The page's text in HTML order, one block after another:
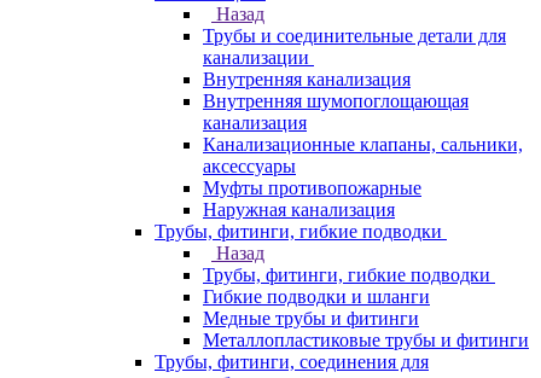
Назад
Трубы и соединительные детали для
канализации
Внутренняя канализация
Внутренняя шумопоглощающая
канализация
Канализационные клапаны, сальники,
аксессуары
Муфты противопожарные
Наружная канализация
Трубы, фитинги, гибкие подводки
Назад
Трубы, фитинги, гибкие подводки
Гибкие подводки и шланги
Медные трубы и фитинги
Металлопластиковые трубы и фитинги
Трубы, фитинги, соединения для